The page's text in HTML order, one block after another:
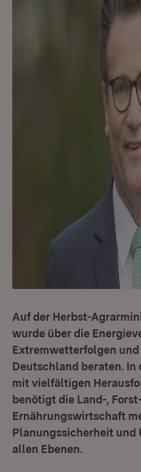
Auf der Herbst-
wurde über die
Extremwetterfolgen
Deutschland beraten.
mit vielfältigen
benötigt die Land-,
Ernährungswirtschaft
Planungssicherheit und
allen Ebenen.